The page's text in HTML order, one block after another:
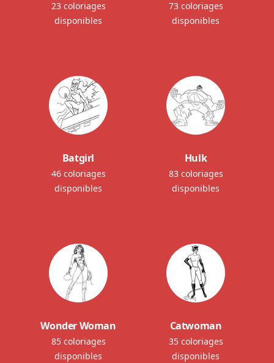
23 coloriages
disponibles
73 coloriages
disponibles
Batgirl
46 coloriages
disponibles
Hulk
83 coloriages
disponibles
Wonder Woman
85 coloriages
disponibles
Catwoman
35 coloriages
disponibles